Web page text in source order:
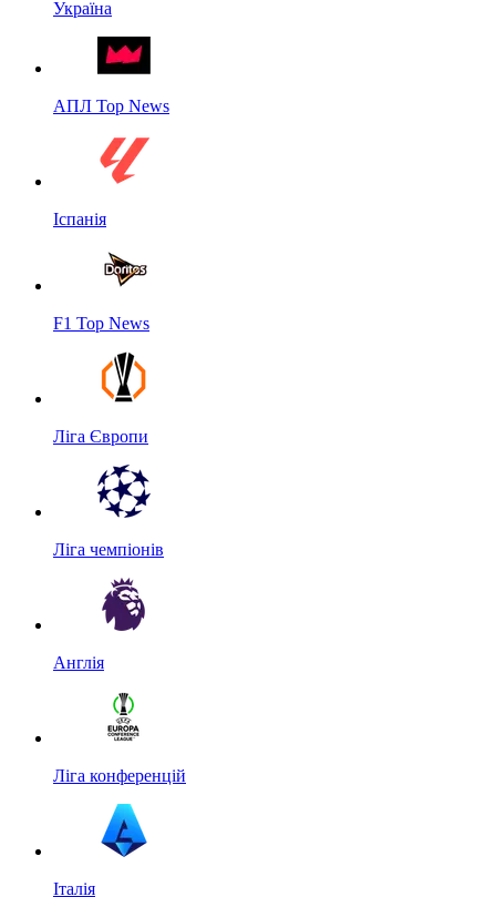
Україна
АПЛ Top News
Іспанія
F1 Top News
Ліга Європи
Ліга чемпіонів
Англія
Ліга конференцій
Італія